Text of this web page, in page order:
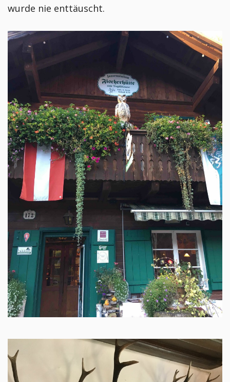
wurde nie enttäuscht.